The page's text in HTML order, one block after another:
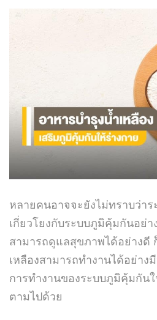
หลายคนอาจจะยังไม่ทราบว่า
เกี่ยวโยงกับระบบภูมิคุ้มกันอย่า
สามารถดูแลสุขภาพได้อย่างดี
เหลืองสามารถทำงานได้อย่าง
การทำงานของระบบภูมิคุ้มกัน
ตามไปด้วย